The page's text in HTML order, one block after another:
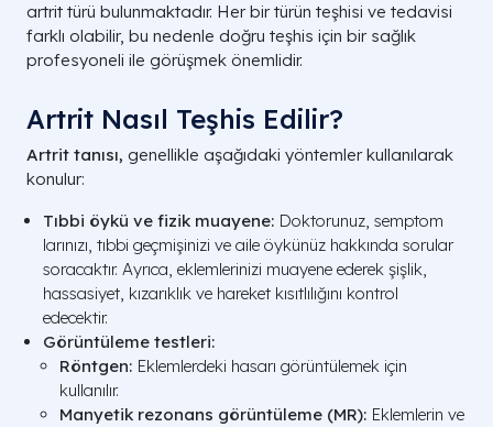
artrit türü bulunmaktadır. Her bir türün teşhisi ve tedavisi
farklı olabilir, bu nedenle doğru teşhis için bir sağlık
profesyoneli ile görüşmek önemlidir.
Artrit Nasıl Teşhis Edilir?
Artrit tanısı, genellikle aşağıdaki yöntemler kullanılarak
konulur:
Tıbbi öykü ve fizik muayene: Doktorunuz, semptom
larınızı, tıbbi geçmişinizi ve aile öykünüz hakkında sorular
soracaktır. Ayrıca, eklemlerinizi muayene ederek şişlik,
hassasiyet, kızarıklık ve hareket kısıtlılığını kontrol
edecektir.
Görüntüleme testleri:
Röntgen: Eklemlerdeki hasarı görüntülemek için
kullanılır.
Manyetik rezonans görüntüleme (MR): Eklemlerin ve